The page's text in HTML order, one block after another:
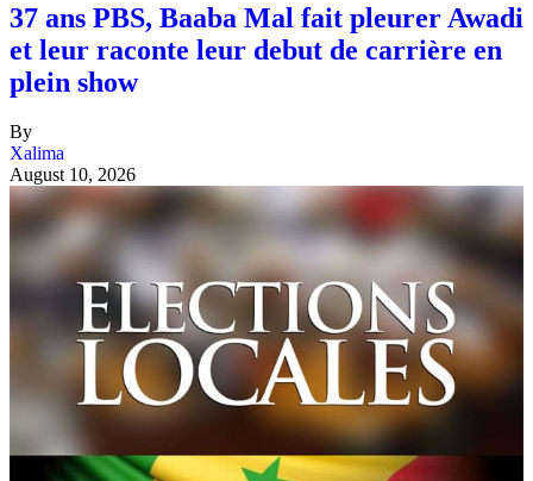
37 ans PBS, Baaba Mal fait pleurer Awadi
et leur raconte leur debut de carrière en
plein show
By
Xalima
August 10, 2026